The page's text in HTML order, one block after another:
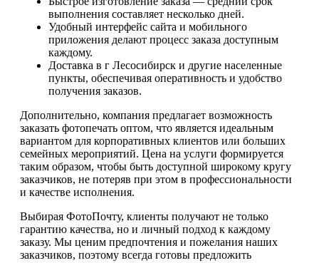
выполнения составляет несколько дней.
Удобный интерфейс сайта и мобильного
приложения делают процесс заказа доступным
каждому.
Доставка в г Лесосибирск и другие населенные
пункты, обеспечивая оперативность и удобство
получения заказов.
Дополнительно, компания предлагает возможность
заказать фотопечать оптом, что является идеальным
вариантом для корпоративных клиентов или больших
семейных мероприятий. Цена на услуги формируется
таким образом, чтобы быть доступной широкому кругу
заказчиков, не потеряв при этом в профессиональности
и качестве исполнения.
Выбирая ФотоПочту, клиенты получают не только
гарантию качества, но и личный подход к каждому
заказу. Мы ценим предпочтения и пожелания наших
заказчиков, поэтому всегда готовы предложить